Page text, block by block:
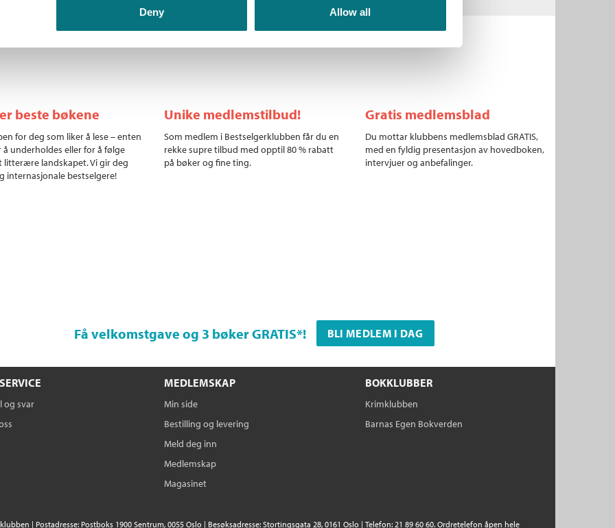
Deny Allow all
beste bøkene
for deg som liker å lese – enten
å underholdes eller for å følge
litterære landskapet. Vi gir deg
internasjonale bestselgere!
Unike medlemstilbud!
Som medlem i Bestselgerklubben får du en
rekke supre tilbud med opptil 80 % rabatt
på bøker og fine ting.
Gratis medlemsblad
Du mottar klubbens medlemsblad GRATIS,
med en fyldig presentasjon av hovedboken,
intervjuer og anbefalinger.
Få velkomstgave og 3 bøker GRATIS*! BLI MEDLEM I DAG
og svar
MEDLEMSKAP
Min side
Bestilling og levering
Meld deg inn
Medlemskap
Magasinet
BOKKLUBBER
Krimklubben
Barnas Egen Bokverden
| Postadresse: Postboks 1900 Sentrum, 0055 Oslo | Besøksadresse: Stortingsgata 28, 0161 Oslo | Telefon: 21 89 60 60. Ordretelefon åpen hele